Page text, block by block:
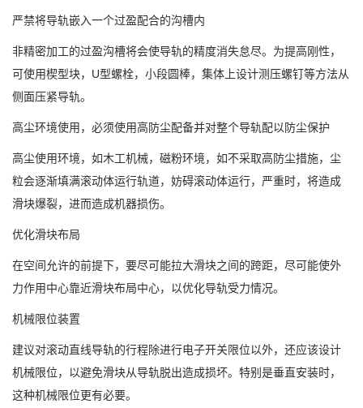
严禁将导轨嵌入一个过盈配合的沟槽内
非精密加工的过盈沟槽将会使导轨的精度消失怠尽。为提高刚性，
可使用楔型块，U型螺栓，小段圆棒，集体上设计测压螺钉等方法从
侧面压紧导轨。
高尘环境使用，必须使用高防尘配备并对整个导轨配以防尘保护
高尘使用环境，如木工机械，磁粉环境，如不采取高防尘措施，尘
粒会逐渐填满滚动体运行轨道，妨碍滚动体运行，严重时，将造成
滑块爆裂，进而造成机器损伤。
优化滑块布局
在空间允许的前提下，要尽可能拉大滑块之间的跨距，尽可能使外
力作用中心靠近滑块布局中心，以优化导轨受力情况。
机械限位装置
建议对滚动直线导轨的行程除进行电子开关限位以外，还应该设计
机械限位，以避免滑块从导轨脱出造成损坏。特别是垂直安装时，
这种机械限位更有必要。